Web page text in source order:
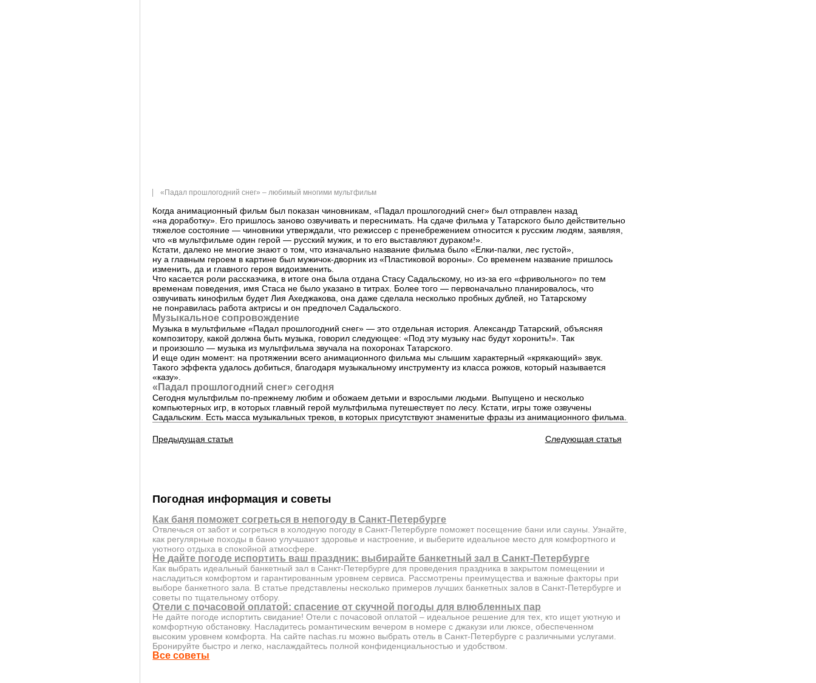
«Падал прошлогодний снег» – любимый многими мультфильм
Когда анимационный фильм был показан чиновникам, «Падал прошлогодний снег» был отправлен назад
«на доработку». Его пришлось заново озвучивать и переснимать. На сдаче фильма у Татарского было действительно
тяжелое состояние — чиновники утверждали, что режиссер с пренебрежением относится к русским людям, заявляя,
что «в мультфильме один герой — русский мужик, и то его выставляют дураком!».
Кстати, далеко не многие знают о том, что изначально название фильма было «Елки-палки, лес густой»,
ну а главным героем в картине был мужичок-дворник из «Пластиковой вороны». Со временем название пришлось
изменить, да и главного героя видоизменить.
Что касается роли рассказчика, в итоге она была отдана Стасу Садальскому, но из-за его «фривольного» по тем
временам поведения, имя Стаса не было указано в титрах. Более того — первоначально планировалось, что
озвучивать кинофильм будет Лия Ахеджакова, она даже сделала несколько пробных дублей, но Татарскому
не понравилась работа актрисы и он предпочел Садальского.
Музыкальное сопровождение
Музыка в мультфильме «Падал прошлогодний снег» — это отдельная история. Александр Татарский, объясняя
композитору, какой должна быть музыка, говорил следующее: «Под эту музыку нас будут хоронить!». Так
и произошло — музыка из мультфильма звучала на похоронах Татарского.
И еще один момент: на протяжении всего анимационного фильма мы слышим характерный «крякающий» звук.
Такого эффекта удалось добиться, благодаря музыкальному инструменту из класса рожков, который называется
«казу».
«Падал прошлогодний снег» сегодня
Сегодня мультфильм по-прежнему любим и обожаем детьми и взрослыми людьми. Выпущено и несколько
компьютерных игр, в которых главный герой мультфильма путешествует по лесу. Кстати, игры тоже озвучены
Садальским. Есть масса музыкальных треков, в которых присутствуют знаменитые фразы из анимационного фильма.
Предыдущая статья Следующая статья
Погодная информация и советы
Как баня поможет согреться в непогоду в Санкт-Петербурге
Отвлечься от забот и согреться в холодную погоду в Санкт-Петербурге поможет посещение бани или сауны. Узнайте,
как регулярные походы в баню улучшают здоровье и настроение, и выберите идеальное место для комфортного и
уютного отдыха в спокойной атмосфере.
Не дайте погоде испортить ваш праздник: выбирайте банкетный зал в Санкт-Петербурге
Как выбрать идеальный банкетный зал в Санкт-Петербурге для проведения праздника в закрытом помещении и
насладиться комфортом и гарантированным уровнем сервиса. Рассмотрены преимущества и важные факторы при
выборе банкетного зала. В статье представлены несколько примеров лучших банкетных залов в Санкт-Петербурге и
советы по тщательному отбору.
Отели с почасовой оплатой: спасение от скучной погоды для влюбленных пар
Не дайте погоде испортить свидание! Отели с почасовой оплатой – идеальное решение для тех, кто ищет уютную и
комфортную обстановку. Насладитесь романтическим вечером в номере с джакузи или люксе, обеспеченном
высоким уровнем комфорта. На сайте nachas.ru можно выбрать отель в Санкт-Петербурге с различными услугами.
Бронируйте быстро и легко, наслаждайтесь полной конфиденциальностью и удобством.
Все советы